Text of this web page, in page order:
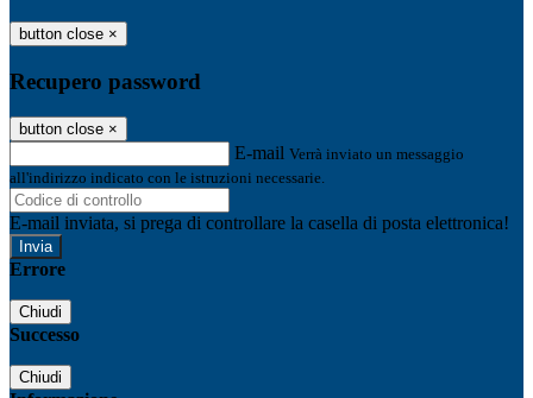
button close ×
Recupero password
button close ×
E-mail Verrà inviato un messaggio
all'indirizzo indicato con le istruzioni necessarie.
E-mail inviata, si prega di controllare la casella di posta elettronica!
Errore
Chiudi
Successo
Chiudi